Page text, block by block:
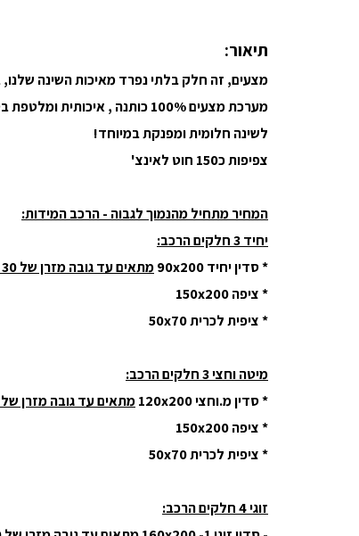
תיאור:
מצעים, זה חלק בלתי נפרד מאיכות השינה
מערכת מצעים 100% כותנה , איכותית ומלטפת בטקסטורת פסים מודרנית
לשינה חלומית ומפנקת במיוחד!
צפיפות כ150 חוט לאינצ'
המחיר מתחיל מהנמוך לגבוה - הרכב המידות:
יחיד 3 חלקים הרכב:
* סדין יחיד 90x200
מתאים עד גובה מזרן של 30 ס"מ
* ציפה 150x200
* ציפית לכרית 50x70
מיטה וחצי 3 חלקים הרכב:
* סדין מ.וחצי 120x200
מתאים עד גובה מזרן של 30 ס"מ
* ציפה 150x200
* ציפית לכרית 50x70
זוגי 4 חלקים הרכב: